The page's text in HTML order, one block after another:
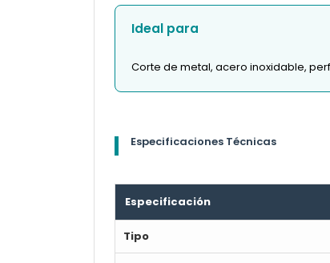
Ideal para
Corte de metal, acero inoxidable,
Especificaciones Técnicas
Especificación
Tipo